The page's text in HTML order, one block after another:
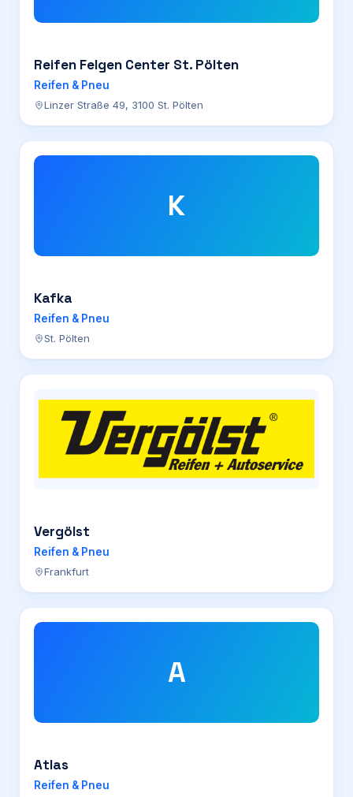
Reifen Felgen Center St. Pölten
Reifen & Pneu
Linzer Straße 49, 3100 St. Pölten
K
Kafka
Reifen & Pneu
St. Pölten
Vergölst
Reifen & Pneu
Frankfurt
A
Atlas
Reifen & Pneu